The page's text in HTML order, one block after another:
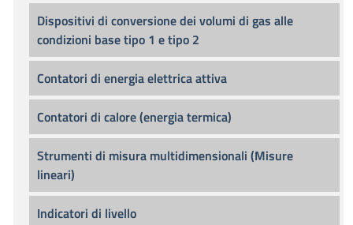
Dispositivi di conversione dei volumi di gas alle
condizioni base tipo 1 e tipo 2
Contatori di energia elettrica attiva
Contatori di calore (energia termica)
Strumenti di misura multidimensionali (Misure
lineari)
Indicatori di livello